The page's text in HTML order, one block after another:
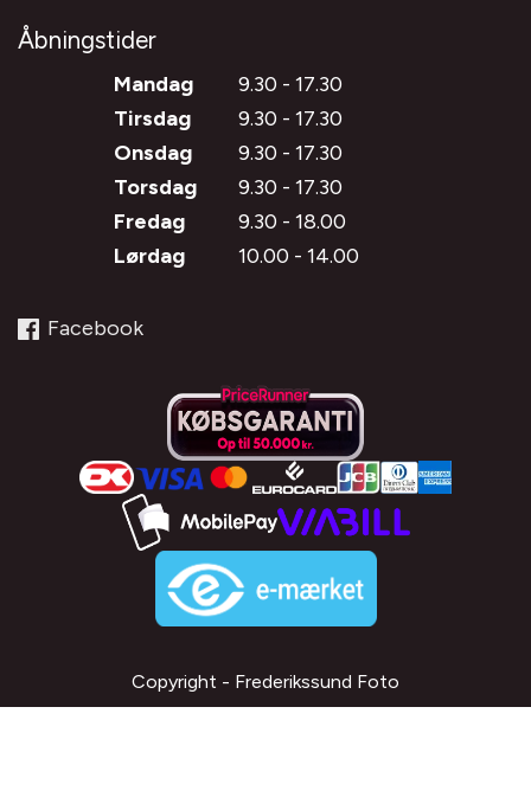
Åbningstider
Mandag
9.30 - 17.30
Tirsdag
9.30 - 17.30
Onsdag
9.30 - 17.30
Torsdag
9.30 - 17.30
Fredag
9.30 - 18.00
Lørdag
10.00 - 14.00
Facebook
Copyright - Frederikssund Foto